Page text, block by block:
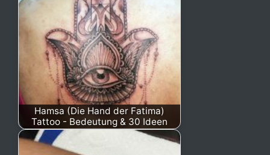
Hamsa (Die Hand der Fatima)
Tattoo - Bedeutung & 30 Ideen